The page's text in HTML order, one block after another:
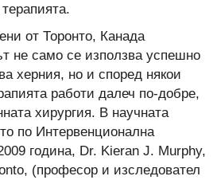
от Торонто, Канада
не само се използва успешно
херния, но и според някои
работи далеч по-добре,
хирургия. В научната
по Интервенционална
година, Dr. Kieran J. Murphy,
(професор и изследовател